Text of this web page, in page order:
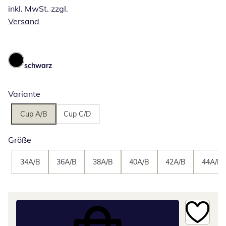
inkl. MwSt. zzgl.
Versand
schwarz
Variante
Cup A/B Cup C/D
Größe
34A/B 36A/B 38A/B 40A/B 42A/B 44A/B